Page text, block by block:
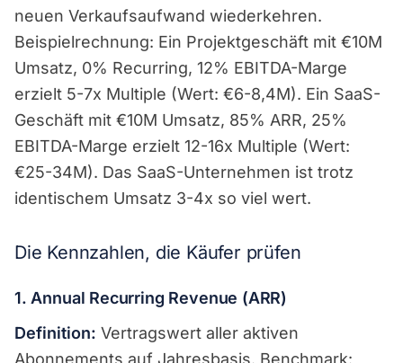
neuen Verkaufsaufwand wiederkehren.
Beispielrechnung: Ein Projektgeschäft mit €10M
Umsatz, 0% Recurring, 12% EBITDA-Marge
erzielt 5-7x Multiple (Wert: €6-8,4M). Ein SaaS-
Geschäft mit €10M Umsatz, 85% ARR, 25%
EBITDA-Marge erzielt 12-16x Multiple (Wert:
€25-34M). Das SaaS-Unternehmen ist trotz
identischem Umsatz 3-4x so viel wert.
Die Kennzahlen, die Käufer prüfen
1. Annual Recurring Revenue (ARR)
Definition: Vertragswert aller aktiven
Abonnements auf Jahresbasis. Benchmark: